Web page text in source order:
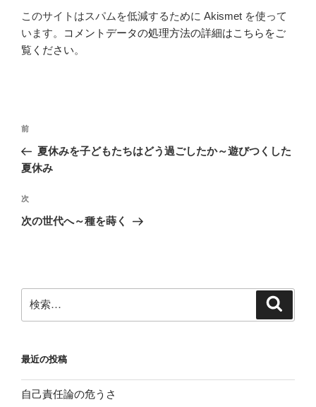
このサイトはスパムを低減するために Akismet を使って
います。
コメントデータの処理方法の詳細はこちらをご
覧ください。
投
ナ
ゲ
ー
前
の
投
前
夏休みを子どもたちはどう過ごしたか～遊びつくした
夏休み
次
の
次
次の世代へ～種を蒔く
索:
最近の投稿
自己責任論の危うさ